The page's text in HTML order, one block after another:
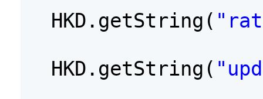
HKD.getString(
HKD.getString(